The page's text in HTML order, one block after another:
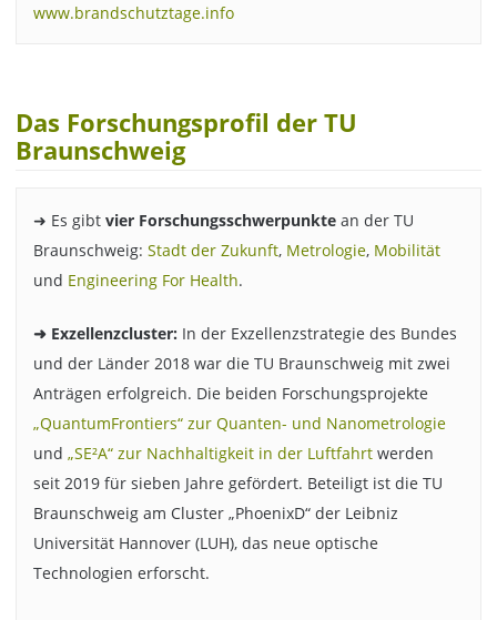
www.brandschutztage.info
Das Forschungsprofil der TU
Braunschweig
➜ Es gibt vier Forschungsschwerpunktean der TU
Braunschweig: Stadt der Zukunft, Metrologie, Mobilität
und Engineering For Health.
➜ Exzellenzcluster: In der Exzellenzstrategie des Bundes
und der Länder 2018 war die TU Braunschweig mit zwei
Anträgen erfolgreich. Die beiden Forschungsprojekte
„QuantumFrontiers“ zur Quanten- und Nanometrologie
und „SE²A“ zur Nachhaltigkeit in der Luftfahrtwerden
seit 2019 für sieben Jahre gefördert. Beteiligt ist die TU
Braunschweig am Cluster „PhoenixD“ der Leibniz
Universität Hannover (LUH), das neue optische
Technologien erforscht.